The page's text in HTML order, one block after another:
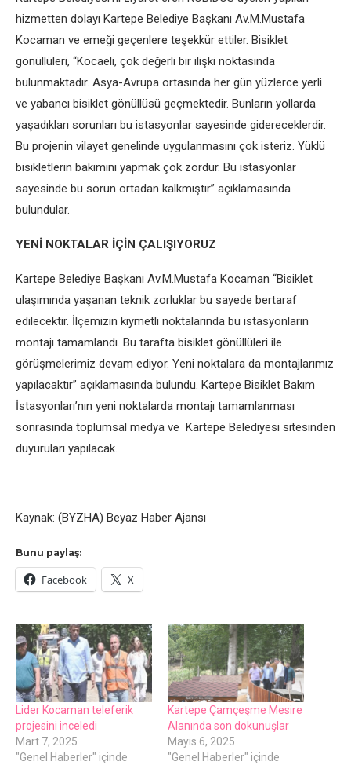
hizmetten dolayı Kartepe Belediye Başkanı Av.M.Mustafa
Kocaman ve emeği geçenlere teşekkür ettiler. Bisiklet
gönüllüleri, “Kocaeli, çok değerli bir ilişki noktasında
bulunmaktadır. Asya-Avrupa ortasında her gün yüzlerce yerli
ve yabancı bisiklet gönüllüsü geçmektedir. Bunların yollarda
yaşadıkları sorunları bu istasyonlar sayesinde gidereceklerdir.
Bu projenin vilayet genelinde uygulanmasını çok isteriz. Yüklü
bisikletlerin bakımını yapmak çok zordur. Bu istasyonlar
sayesinde bu sorun ortadan kalkmıştır” açıklamasında
bulundular.
YENİ NOKTALAR İÇİN ÇALIŞIYORUZ
Kartepe Belediye Başkanı Av.M.Mustafa Kocaman “Bisiklet
ulaşımında yaşanan teknik zorluklar bu sayede bertaraf
edilecektir. İlçemizin kıymetli noktalarında bu istasyonların
montajı tamamlandı. Bu tarafta bisiklet gönüllüleri ile
görüşmelerimiz devam ediyor. Yeni noktalara da montajlarımız
yapılacaktır” açıklamasında bulundu. Kartepe Bisiklet Bakım
İstasyonları’nın yeni noktalarda montajı tamamlanması
sonrasında toplumsal medya ve Kartepe Belediyesi sitesinden
duyuruları yapılacak.
Kaynak: (BYZHA) Beyaz Haber Ajansı
Bunu paylaş:
Facebook X
Lider Kocaman teleferik
projesini inceledi
Mart 7, 2025
"Genel Haberler" içinde
Kartepe Çamçeşme Mesire
Alanında son dokunuşlar
Mayıs 6, 2025
"Genel Haberler" içinde